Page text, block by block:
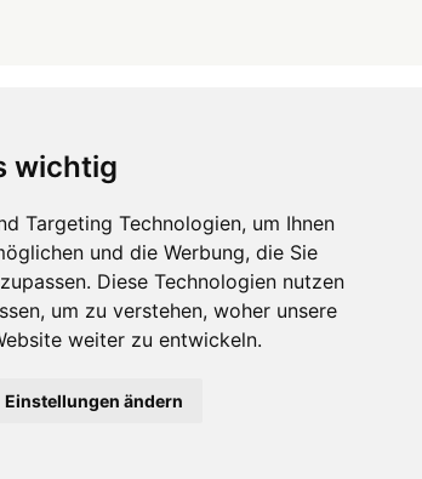
wichtig
Targeting Technologien, um Ihnen
und die Werbung, die Sie
Diese Technologien nutzen
um zu verstehen, woher unsere
weiter zu entwickeln.
Einstellungen ändern
die-endverbraucher.com